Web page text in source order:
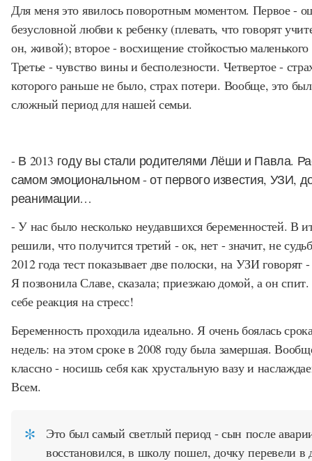
Для меня это явилось поворотным моментом. Первое -
безусловной любви к ребенку (плевать, что говорят
он, живой); второе - восхищение стойкостью маленького
Третье - чувство вины и бесполезности. Четвертое -
которого раньше не было, страх потери. Вообще, это был
сложный период для нашей семьи.
- В 2013 году вы стали родителями Лёши и Павла.
самом эмоциональном - от первого известия, УЗИ,
реанимации…
- У нас было несколько неудавшихся беременностей. В
решили, что получится третий - ок, нет - значит, не
2012 года тест показывает две полоски, на УЗИ говорят
Я позвонила Славе, сказала; приезжаю домой, а он
себе реакция на стресс!
Беременность проходила идеально. Я очень боялась
недель: на этом сроке в 2008 году была замершая.
классно - носишь себя как хрустальную вазу и
Всем.
Это был самый светлый период - сын после
восстановился, в школу пошел, дочку перевели в